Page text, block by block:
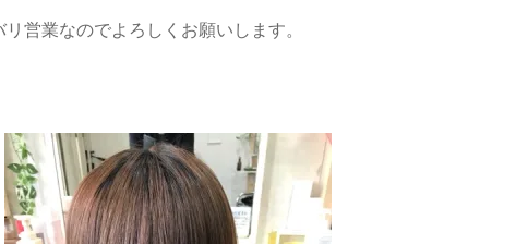
営業なのでよろしくお願いします。